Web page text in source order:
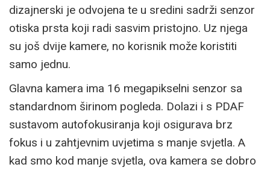
dizajnerski je odvojena te u sredini sadrži senzor
otiska prsta koji radi sasvim pristojno. Uz njega
su još dvije kamere, no korisnik može koristiti
samo jednu.
Glavna kamera ima 16 megapikselni senzor sa
standardnom širinom pogleda. Dolazi i s PDAF
sustavom autofokusiranja koji osigurava brz
fokus i u zahtjevnim uvjetima s manje svjetla. A
kad smo kod manje svjetla, ova kamera se dobro